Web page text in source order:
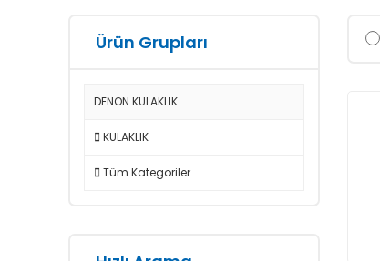
Ürün Grupları
DENON KULAKLIK
KULAKLIK
Tüm Kategoriler